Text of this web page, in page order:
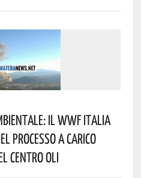
Il WWF Italia
Processo A Carico
Centro Oli